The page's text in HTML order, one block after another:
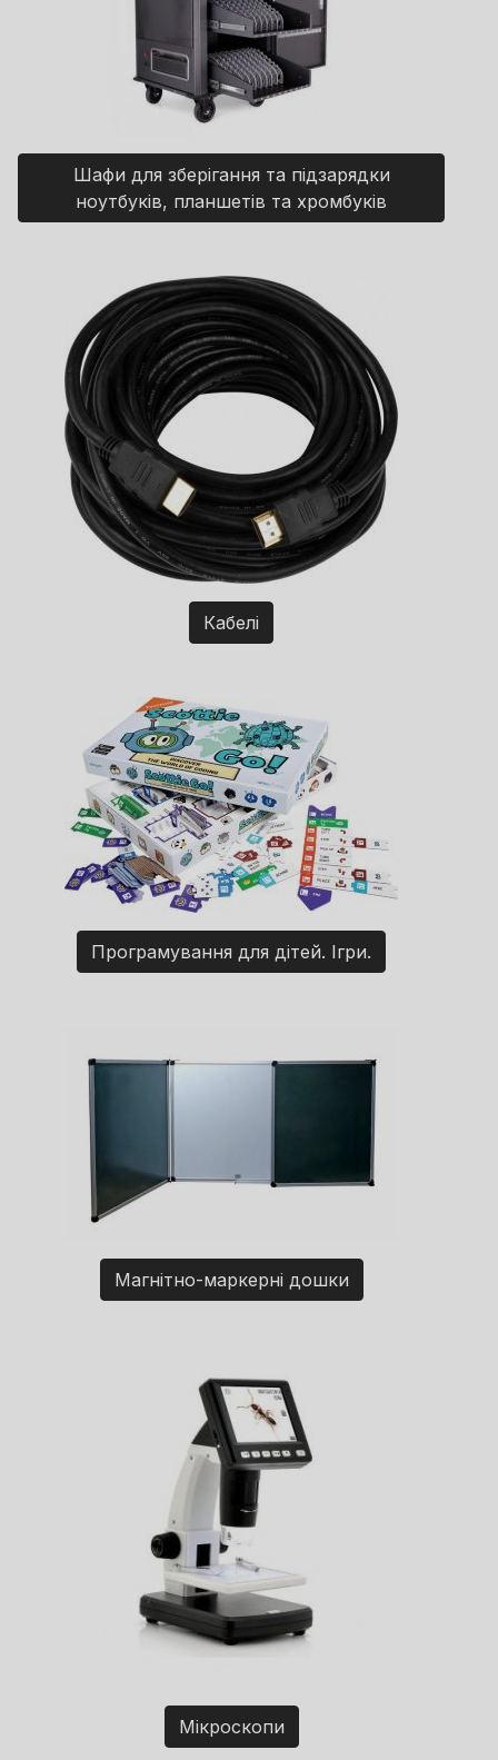
Шафи для зберігання та підзарядки
ноутбуків, планшетів та хромбуків
Кабелі
Програмування для дітей. Ігри.
Магнітно-маркерні дошки
Мікроскопи